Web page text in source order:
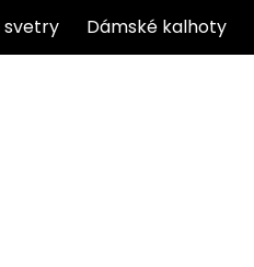
svetry Dámské kalhoty